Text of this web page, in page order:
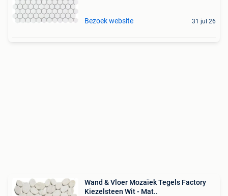
Bezoek website 31 jul 26
Wand & Vloer Mozaïek Tegels Factory
Kiezelsteen Wit - Mat..